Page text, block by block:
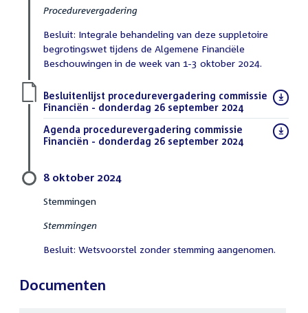
Procedurevergadering
Besluit: Integrale behandeling van deze suppletoire
begrotingswet tijdens de Algemene Financiële
Beschouwingen in de week van 1-3 oktober 2024.
Download
bestand:
Besluitenlijst procedurevergadering commissie
Financiën - donderdag 26 september 2024
Download
bestand:
Agenda procedurevergadering commissie
Financiën - donderdag 26 september 2024
8 oktober 2024
Stemmingen
Stemmingen
Besluit: Wetsvoorstel zonder stemming aangenomen.
Documenten